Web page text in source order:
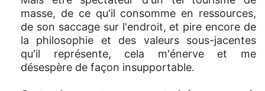
masse, de ce qu'il consomme en ressources,
de son saccage sur l'endroit, et pire encore de
la philosophie et des valeurs sous-jacentes
qu'il représente, cela m'énerve et me
désespère de façon insupportable.